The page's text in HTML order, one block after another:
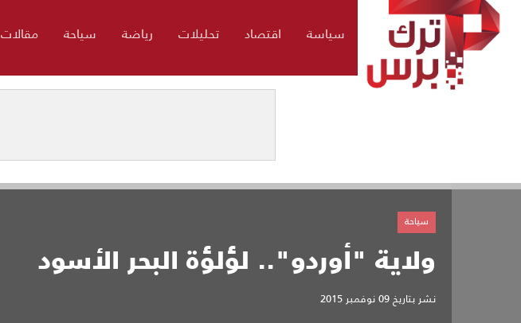
سياسة اقتصاد تحليلات رياضة سياحة مقالات
ولاية "أوردو".. لؤلؤة البحر الأسود
نشر بتاريخ09 نوفمبر 2015
سياحة